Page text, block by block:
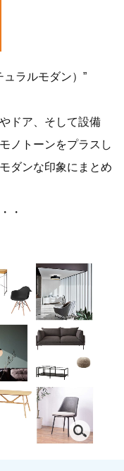
ュラルモダン）”
ドア、そして設備
ノトーンをプラスし
ダンな印象にまとめ
・